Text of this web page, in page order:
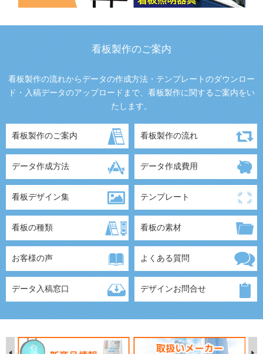
看板製作のご案内
看板製作の流れからデータの作成方法・テンプレートのダウンロー
ド・入稿データのアップロードまで、看板製作に関するご案内をい
たします。
看板製作のご案内 看板製作の流れ
データ作成方法 データ作成費用
看板デザイン集 テンプレート
看板の種類 看板の素材
お客様の声 よくある質問
データ入稿窓口 デザインお問合せ